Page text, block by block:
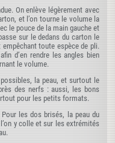
On enlève légèrement avec
et l’on tourne le volume la
le pouce de la main gauche et
sur le dedans du carton le
toute espèce de pli.
d’en rendre les angles bien
le volume.
la peau, et surtout le
des nerfs : aussi, les bons
pour les petits formats.
les dos brisés, la peau du
y colle et sur les extrémités